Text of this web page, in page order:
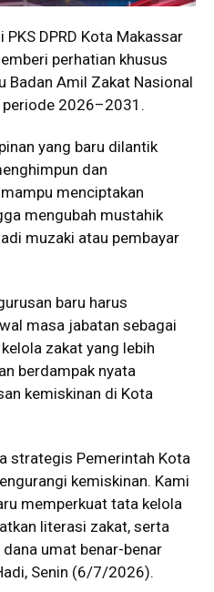
PKS DPRD Kota Makassar
perhatian khusus
Badan Amil Zakat Nasional
periode 2026–2031.
yang baru dilantik
dan
menciptakan
mengubah mustahik
muzaki atau pembayar
baru harus
masa jabatan sebagai
zakat yang lebih
berdampak nyata
kemiskinan di Kota
strategis Pemerintah Kota
kemiskinan. Kami
memperkuat tata kelola
literasi zakat, serta
umat benar-benar
Senin (6/7/2026).